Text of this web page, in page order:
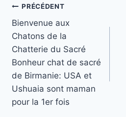
Navigation
de
l’article
PRÉCÉDENT
Bienvenue aux
Chatons de la
Chatterie du Sacré
Bonheur chat de sacré
de Birmanie: USA et
Ushuaia sont maman
pour la 1er fois